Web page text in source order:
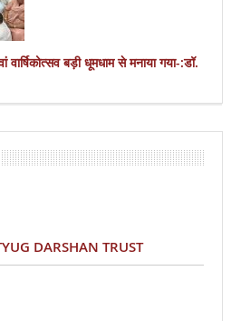
वार्षिकोत्सव बड़ी धूमधाम से मनाया गया-:डॉ.
DARSHAN TRUST